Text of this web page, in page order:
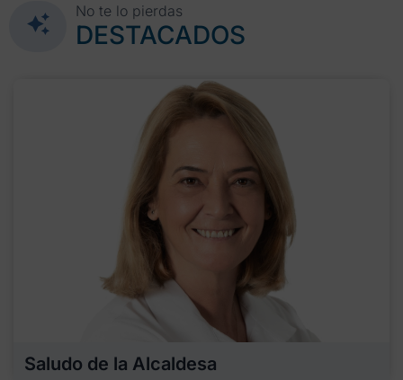
No te lo pierdas
DESTACADOS
Saludo de la Alcaldesa